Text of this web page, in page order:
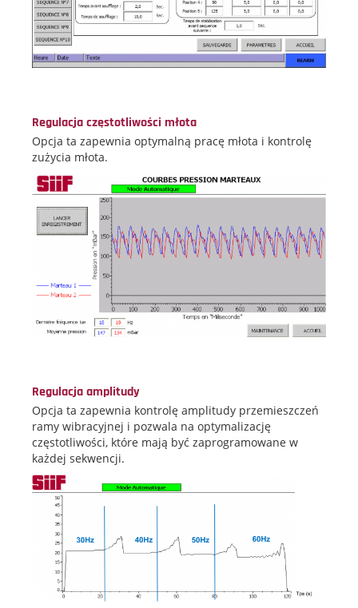
Regulacja częstotliwości młota
Opcja ta zapewnia optymalną pracę młota i kontrolę
zużycia młota.
Regulacja amplitudy
Opcja ta zapewnia kontrolę amplitudy przemieszczeń
ramy wibracyjnej i pozwala na optymalizację
częstotliwości, które mają być zaprogramowane w
każdej sekwencji.